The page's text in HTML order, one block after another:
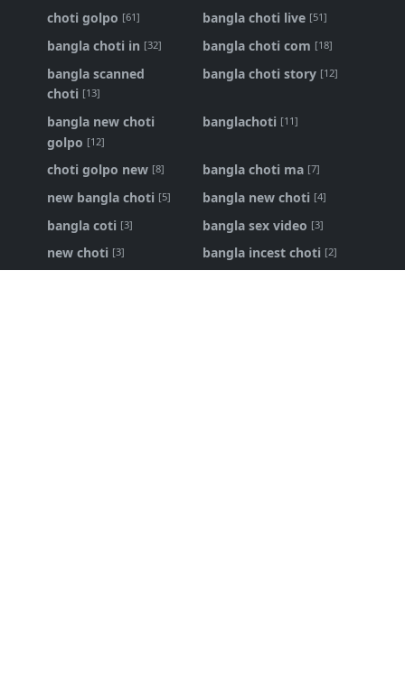
choti golpo [61] bangla choti live [51]
bangla choti in [32] bangla choti com [18]
bangla scanned
choti [13]
bangla choti story [12]
bangla new choti
golpo [12]
banglachoti [11]
choti golpo new [8] bangla choti ma [7]
new bangla choti [5] bangla new choti [4]
bangla coti [3] bangla sex video [3]
new choti [3] bangla incest choti [2]